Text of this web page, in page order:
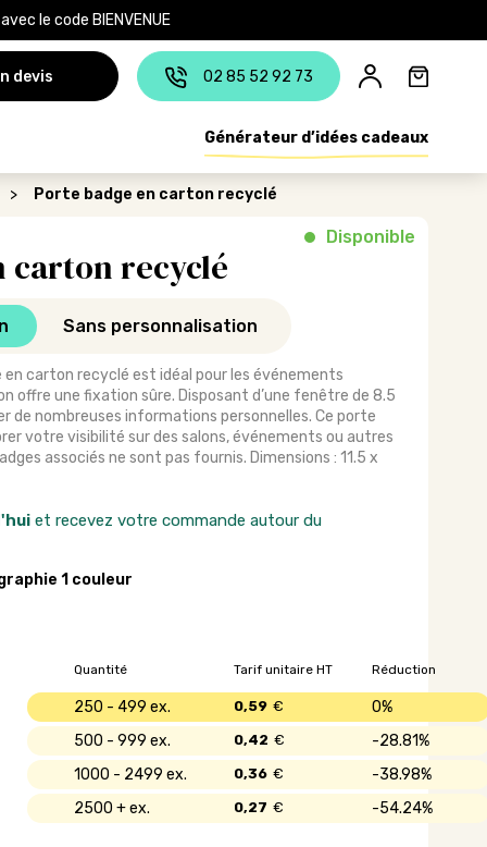
le code BIENVENUE
devis
02 85 52 92 73
Générateur d’idées cadeaux
> Porte badge en carton recyclé
carton recyclé
Disponible
Sans personnalisation
en carton recyclé est idéal pour les événements
offre une fixation sûre. Disposant d’une fenêtre de 8.5
de nombreuses informations personnelles. Ce porte
votre visibilité sur des salons, événements ou autres
associés ne sont pas fournis. Dimensions : 11.5 x
et recevez votre commande autour du
1 couleur
Quantité Réduction
Tarif unitaire HT
250 - 499 0%
0,59 €
500 - 999 28.81%
0,42 €
1000 - 2499 38.98%
0,36 €
2500 + 54.24%
0,27 €